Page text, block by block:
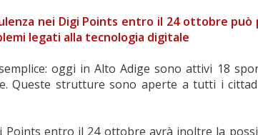
nei Digi Points entro il 24 ottobre
legati alla tecnologia digitale
oggi in Alto Adige sono attivi 18
Queste strutture sono aperte a tutti i
Points entro il 24 ottobre avrà inoltre la